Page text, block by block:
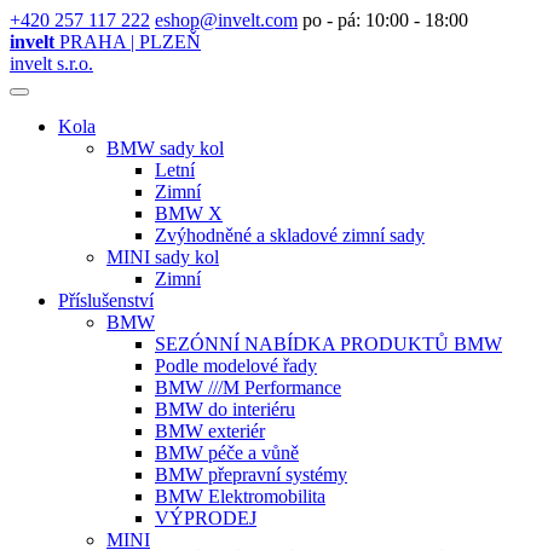
+420 257 117 222 eshop@invelt.com po - pá: 10:00 - 18:00
invelt PRAHA | PLZEŇ
invelt s.r.o.
Kola
BMW sady kol
Letní
Zimní
BMW X
Zvýhodněné a skladové zimní sady
MINI sady kol
Zimní
Příslušenství
BMW
SEZÓNNÍ NABÍDKA PRODUKTŮ BMW
Podle modelové řady
BMW ///M Performance
BMW do interiéru
BMW exteriér
BMW péče a vůně
BMW přepravní systémy
BMW Elektromobilita
VÝPRODEJ
MINI